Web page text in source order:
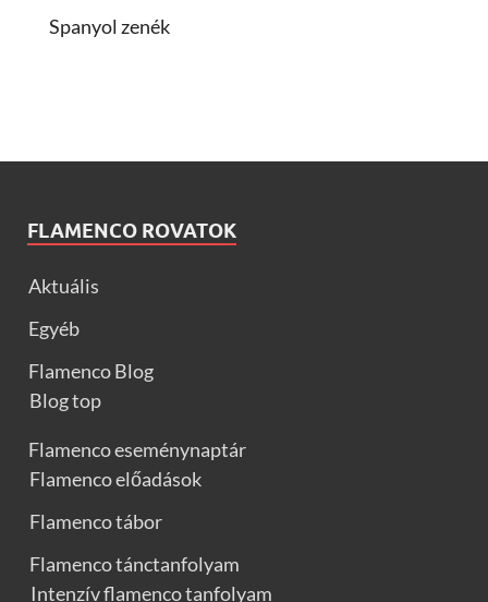
Spanyol zenék
FLAMENCO ROVATOK
Aktuális
Egyéb
Flamenco Blog
Blog top
Flamenco eseménynaptár
Flamenco előadások
Flamenco tábor
Flamenco tánctanfolyam
Intenzív flamenco tanfolyam